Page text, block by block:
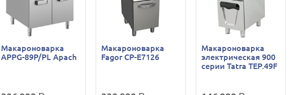
Макароноварка
APPG-89P/PL Apach
Макароноварка
Fagor CP-E7126
Макароноварка
электрическая 900
серии Tatra TEP.49F